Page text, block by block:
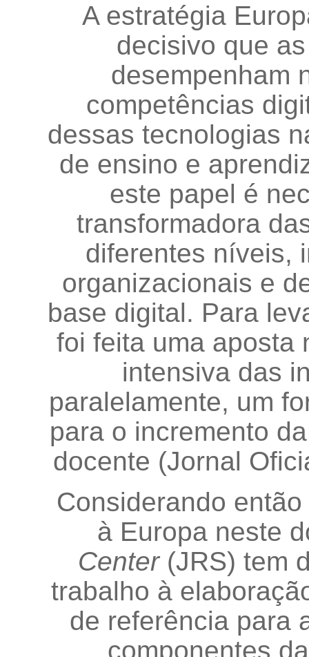
A estratégia
decisivo que
desempenham
competências
dessas tecnologias
de ensino e
este papel é
transformadora
diferentes níveis,
organizacionais e
base digital. Para
foi feita uma aposta
intensiva das
paralelamente, um
para o incremento
docente (Jornal
Considerando
à Europa neste
Center(JRS) tem
trabalho à
de referência para
componentes